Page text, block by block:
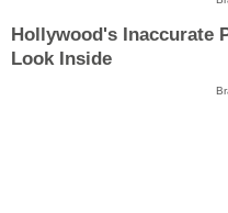
Hollywood's Inaccurate
Look Inside